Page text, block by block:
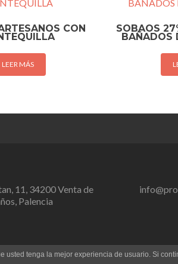
CON
LEER MÁS
SOBAOS
BAÑADOS
11, 34200 Venta de
Palencia
usted tenga la mejor experiencia de usuario. Si